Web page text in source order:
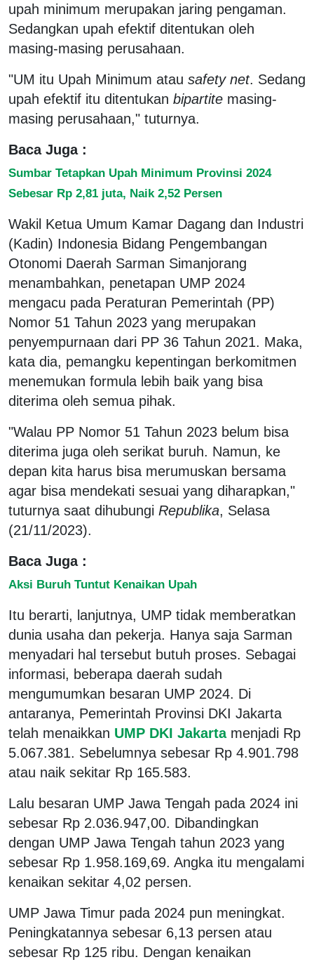
upah minimum merupakan jaring pengaman.
Sedangkan upah efektif ditentukan oleh
masing-masing perusahaan.
"UM itu Upah Minimum atau safety net. Sedang
upah efektif itu ditentukan bipartite masing-
masing perusahaan," tuturnya.
Baca Juga :
Sumbar Tetapkan Upah Minimum Provinsi 2024
Sebesar Rp 2,81 juta, Naik 2,52 Persen
Wakil Ketua Umum Kamar Dagang dan Industri
(Kadin) Indonesia Bidang Pengembangan
Otonomi Daerah Sarman Simanjorang
menambahkan, penetapan UMP 2024
mengacu pada Peraturan Pemerintah (PP)
Nomor 51 Tahun 2023 yang merupakan
penyempurnaan dari PP 36 Tahun 2021. Maka,
kata dia, pemangku kepentingan berkomitmen
menemukan formula lebih baik yang bisa
diterima oleh semua pihak.
"Walau PP Nomor 51 Tahun 2023 belum bisa
diterima juga oleh serikat buruh. Namun, ke
depan kita harus bisa merumuskan bersama
agar bisa mendekati sesuai yang diharapkan,"
tuturnya saat dihubungi Republika, Selasa
(21/11/2023).
Baca Juga :
Aksi Buruh Tuntut Kenaikan Upah
Itu berarti, lanjutnya, UMP tidak memberatkan
dunia usaha dan pekerja. Hanya saja Sarman
menyadari hal tersebut butuh proses. Sebagai
informasi, beberapa daerah sudah
mengumumkan besaran UMP 2024. Di
antaranya, Pemerintah Provinsi DKI Jakarta
telah menaikkan UMP DKI Jakarta menjadi Rp
5.067.381. Sebelumnya sebesar Rp 4.901.798
atau naik sekitar Rp 165.583.
Lalu besaran UMP Jawa Tengah pada 2024 ini
sebesar Rp 2.036.947,00. Dibandingkan
dengan UMP Jawa Tengah tahun 2023 yang
sebesar Rp 1.958.169,69. Angka itu mengalami
kenaikan sekitar 4,02 persen.
UMP Jawa Timur pada 2024 pun meningkat.
Peningkatannya sebesar 6,13 persen atau
sebesar Rp 125 ribu. Dengan kenaikan